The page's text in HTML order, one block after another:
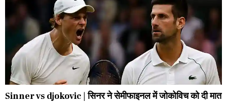
Sinner vs djokovic | सिनर ने सेमीफाइनल में जोकोविच को दी मात